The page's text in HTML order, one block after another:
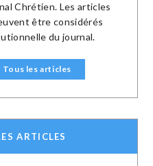
Chrétien. Les articles
être considérés
du journal.
Tous les articles
ARTICLES